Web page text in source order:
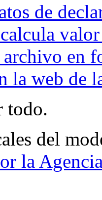
de
archivo en
la web de
todo.
del
la